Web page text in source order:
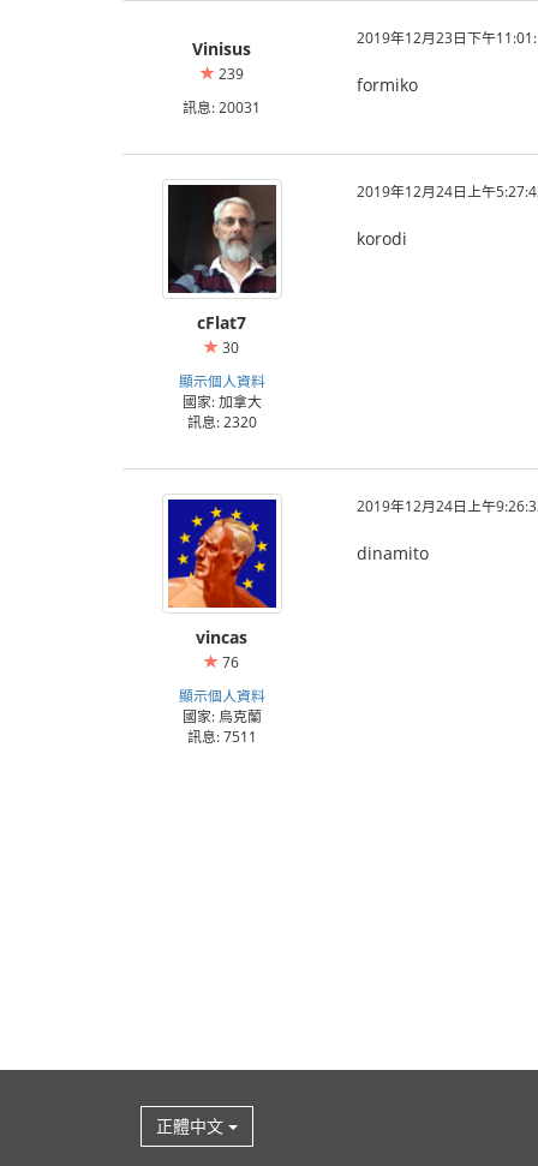
Vinisus
239
訊息: 20031
2019年12月23日下午
formiko
cFlat7
30
顯示個人資料
國家: 加拿大
訊息: 2320
2019年12月24日上午
korodi
vincas
76
顯示個人資料
國家: 烏克蘭
訊息: 7511
2019年12月24日上午
dinamito
正體中文